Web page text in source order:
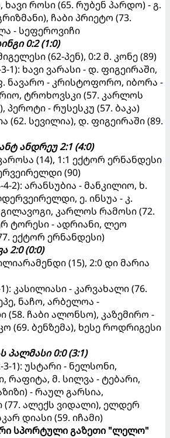
როსი (65. რუბენ პარდო) - გ.
ჩაბი პრიეტო (73.
- სეფეროვიჩი
0:2 (1:0)
(62-პენ), 0:2 მ. კონე (89)
1): ხავი ვარასი - დ. ფიგეირაში,
ნავარო - კრისტოფორო, იბორა -
ტროხოვსკი (57. კარლოს
პეროტი - რუსესკუ (57. ბაკა)
(62. სევილია), დ. ფიგეირაში (89.
ანდრეუ 2:1 (4:0)
(14), 1:1 ექტორ ერნანდესი
(90)
2): არანსუბია - მანკილიო, ხ.
ე. ინსუა - კ.
კარლოს რამოსი (72.
ტორესი - ადრიანი, ლეო
ექტორ ერნანდესი)
2:0 (0:0)
(15), 2:0 დი მარია
კასილიასი - კარვახალი (76.
ნაჩო, არბელოა -
(58. ჩაბი ალონსო), კაზემირო -
(69. ბენზემა), ხესე როდრიგესი
0:0 (3:1)
1): უსტარი - ნელსონი,
რაფიტა, მ. სილვა - ტებარი,
- რაულ გარსია,
ალექს ვიდალი), ელდერ
დიასი (59. იჩამი)
სპორტული გაზეთი "ლელო"